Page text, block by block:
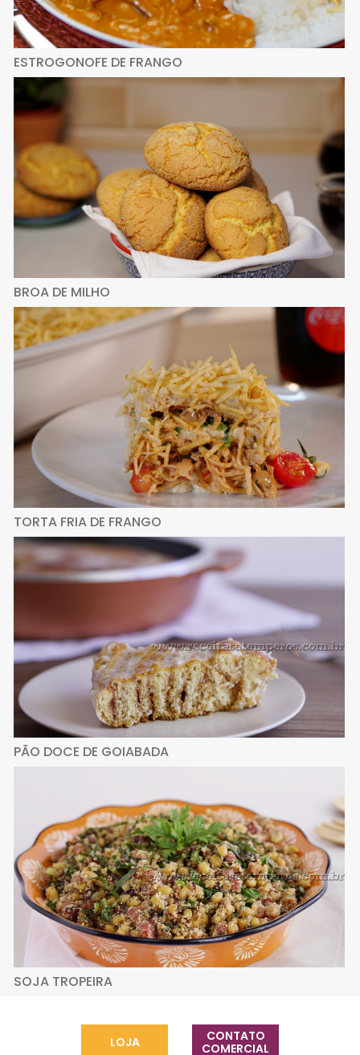
ESTROGONOFE DE FRANGO
BROA DE MILHO
TORTA FRIA DE FRANGO
PÃO DOCE DE GOIABADA
SOJA TROPEIRA
LOJA
CONTATO
COMERCIAL